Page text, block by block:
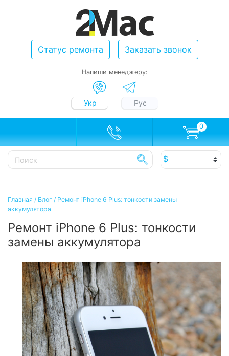
Статус ремонта Заказать звонок
Напиши менеджеру:
Укр Рус
0
Главная / Блог / Ремонт iPhone 6 Plus: тонкости замены
аккумулятора
Ремонт iPhone 6 Plus: тонкости
замены аккумулятора